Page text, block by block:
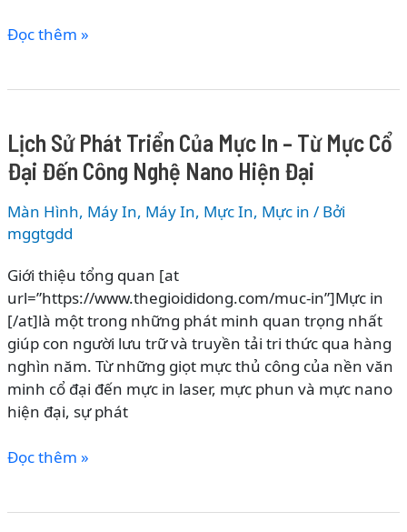
Các
Phân
loại
chi
tiết
&
chọn
đúng
cho
từng
nhu
cầu
Đọc thêm »
Lịch Sử Phát Triển Của Mực In – Từ Mực Cổ
Đại Đến Công Nghệ Nano Hiện Đại
Màn Hình, Máy In, Máy In, Mực In, Mực in / Bởi
mggtgdd
Giới thiệu tổng quan [at
url=”https://www.thegioididong.com/muc-in”]Mực in
[/at]là một trong những phát minh quan trọng nhất
giúp con người lưu trữ và truyền tải tri thức qua hàng
nghìn năm. Từ những giọt mực thủ công của nền văn
minh cổ đại đến mực in laser, mực phun và mực nano
hiện đại, sự phát
Lịch
Đọc thêm »